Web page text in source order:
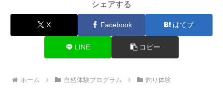
シェアする
X Facebook はてブ
LINE コピー
ホーム 自然体験プログラム 釣り体験